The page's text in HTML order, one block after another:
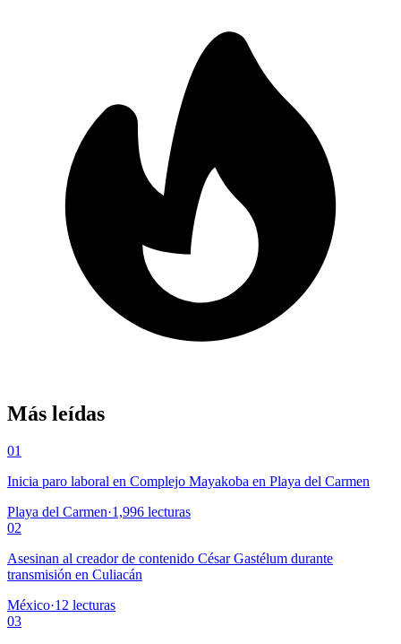
Más leídas
01
Inicia paro laboral en Complejo Mayakoba en Playa del Carmen
Playa del Carmen·1,996 lecturas
02
Asesinan al creador de contenido César Gastélum durante
transmisión en Culiacán
México·12 lecturas
03